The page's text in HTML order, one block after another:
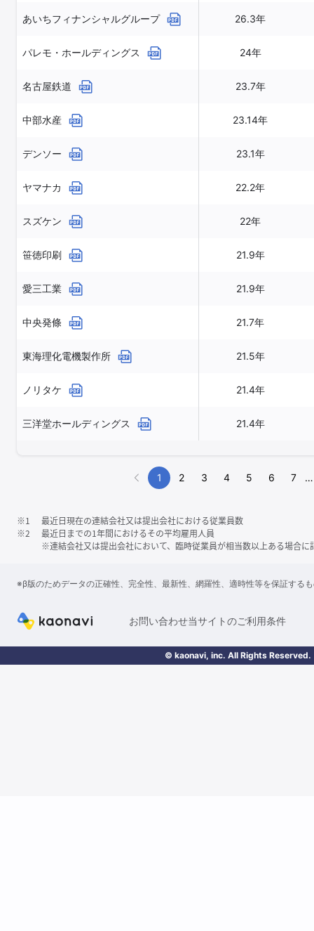
あいちフィナンシャルグループ 26.3年
パレモ・ホールディングス 24年
名古屋鉄道 23.7年
中部水産 23.14年
デンソー 23.1年
ヤマナカ 22.2年
スズケン 22年
笹徳印刷 21.9年
愛三工業 21.9年
中央発條 21.7年
東海理化電機製作所 21.5年
ノリタケ 21.4年
三洋堂ホールディングス 21.4年
1 2 3 4 5 6 7 …
※1
最近日現在の連結会社又は提出会社における従業員数
※2
最近日までの1年間におけるその平均雇用人員
※連結会社又は提出会社において、臨時従業員が相当数以上ある場合に
※β版のためデータの正確性、完全性、最新性、網羅性、適時性等を保証する
お問い合わせ当サイトのご利用条件
© kaonavi, inc. All Rights Reserved.